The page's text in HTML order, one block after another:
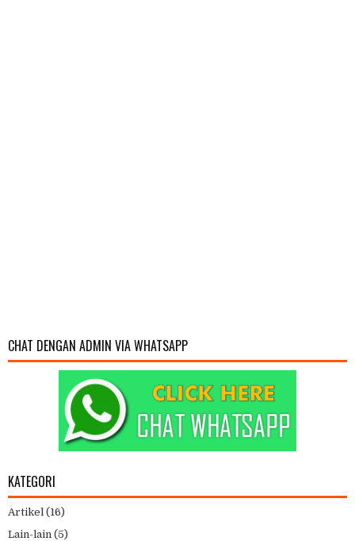
CHAT DENGAN ADMIN VIA WHATSAPP
KATEGORI
Artikel (16)
Lain-lain (5)